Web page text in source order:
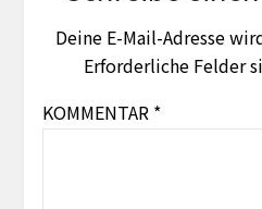
Deine E-Mail-Adresse
Erforderliche Felder
KOMMENTAR *